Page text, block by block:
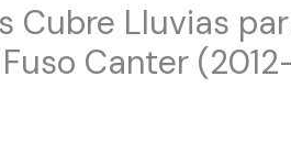
Cubre Lluvias
Canter